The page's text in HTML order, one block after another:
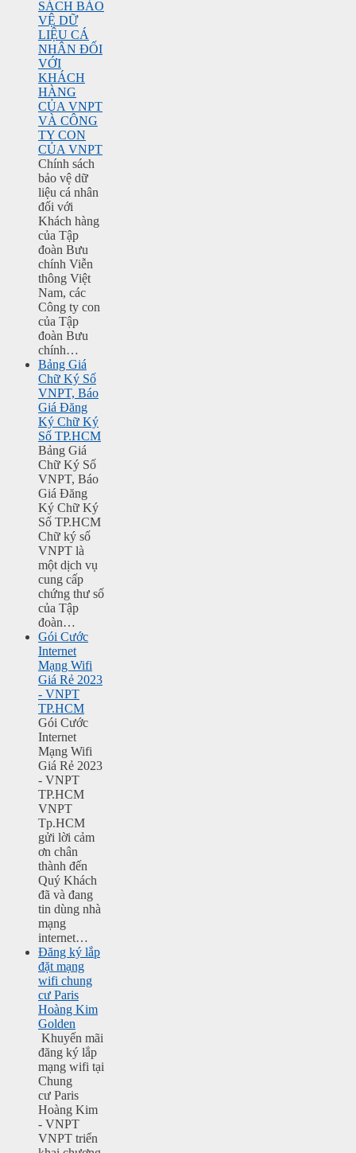
SÁCH BẢO
VỆ DỮ
LIỆU CÁ
NHÂN ĐỐI
VỚI
KHÁCH
HÀNG
CỦA VNPT
VÀ CÔNG
TY CON
CỦA VNPT
Chính sách
bảo vệ dữ
liệu cá nhân
đối với
Khách hàng
của Tập
đoàn Bưu
chính Viễn
thông Việt
Nam, các
Công ty con
của Tập
đoàn Bưu
chính…
Bảng Giá
Chữ Ký Số
VNPT, Báo
Giá Đăng
Ký Chữ Ký
Số TP.HCM
Bảng Giá
Chữ Ký Số
VNPT, Báo
Giá Đăng
Ký Chữ Ký
Số TP.HCM
Chữ ký số
VNPT là
một dịch vụ
cung cấp
chứng thư số
của Tập
đoàn…
Gói Cước
Internet
Mạng Wifi
Giá Rẻ 2023
- VNPT
TP.HCM
Gói Cước
Internet
Mạng Wifi
Giá Rẻ 2023
- VNPT
TP.HCM
VNPT
Tp.HCM
gửi lời cảm
ơn chân
thành đến
Quý Khách
đã và đang
tin dùng nhà
mạng
internet…
Đăng ký lắp
đặt mạng
wifi chung
cư Paris
Hoàng Kim
Golden
Khuyến mãi
đăng ký lắp
mạng wifi tại
Chung
cư Paris
Hoàng Kim
- VNPT
VNPT triển